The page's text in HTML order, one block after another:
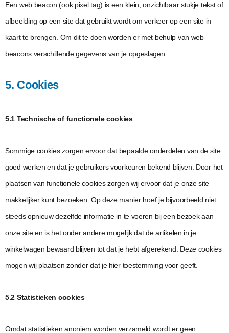
Een web beacon (ook pixel tag) is een klein, onzichtbaar stukje tekst of
afbeelding op een site dat gebruikt wordt om verkeer op een site in
kaart te brengen. Om dit te doen worden er met behulp van web
beacons verschillende gegevens van je opgeslagen.
5. Cookies
5.1 Technische of functionele cookies
Sommige cookies zorgen ervoor dat bepaalde onderdelen van de site
goed werken en dat je gebruikers voorkeuren bekend blijven. Door het
plaatsen van functionele cookies zorgen wij ervoor dat je onze site
makkelijker kunt bezoeken. Op deze manier hoef je bijvoorbeeld niet
steeds opnieuw dezelfde informatie in te voeren bij een bezoek aan
onze site en is het onder andere mogelijk dat de artikelen in je
winkelwagen bewaard blijven tot dat je hebt afgerekend. Deze cookies
mogen wij plaatsen zonder dat je hier toestemming voor geeft.
5.2 Statistieken cookies
Omdat statistieken anoniem worden verzameld wordt er geen